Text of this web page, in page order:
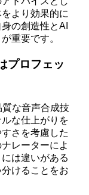
より効果的に
の創造性とAI
重要です。
プロフェッ
な音声合成技
な仕上がりを
さを考慮した
レーターによ
は違いがある
けることをお